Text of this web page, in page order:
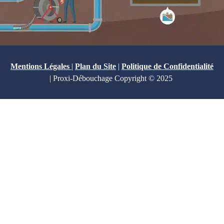
Mentions Légales | Plan du Site | Politique de Confidentialité
| Proxi-Débouchage Copyright © 2025